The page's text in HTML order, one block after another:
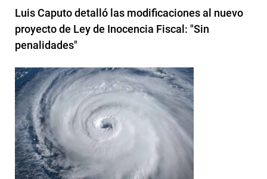
Luis Caputo detalló las modificaciones al nuevo
proyecto de Ley de Inocencia Fiscal: "Sin
penalidades"